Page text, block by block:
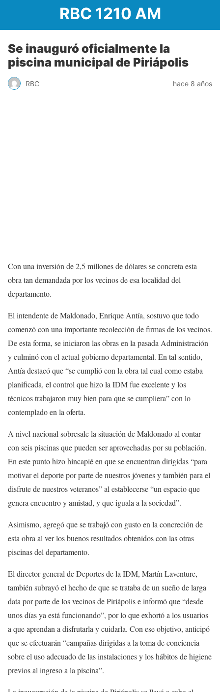
RBC 1210 AM
Se inauguró oficialmente la
piscina municipal de Piriápolis
RBC hace 8 años
Con una inversión de 2,5 millones de dólares se concreta esta
obra tan demandada por los vecinos de esa localidad del
departamento.
El intendente de Maldonado, Enrique Antía, sostuvo que todo
comenzó con una importante recolección de firmas de los vecinos.
De esta forma, se iniciaron las obras en la pasada Administración
y culminó con el actual gobierno departamental. En tal sentido,
Antía destacó que “se cumplió con la obra tal cual como estaba
planificada, el control que hizo la IDM fue excelente y los
técnicos trabajaron muy bien para que se cumpliera” con lo
contemplado en la oferta.
A nivel nacional sobresale la situación de Maldonado al contar
con seis piscinas que pueden ser aprovechadas por su población.
En este punto hizo hincapié en que se encuentran dirigidas “para
motivar el deporte por parte de nuestros jóvenes y también para el
disfrute de nuestros veteranos” al establecerse “un espacio que
genera encuentro y amistad, y que iguala a la sociedad”.
Asimismo, agregó que se trabajó con gusto en la concreción de
esta obra al ver los buenos resultados obtenidos con las otras
piscinas del departamento.
El director general de Deportes de la IDM, Martín Laventure,
también subrayó el hecho de que se trataba de un sueño de larga
data por parte de los vecinos de Piriápolis e informó que “desde
unos días ya está funcionando”, por lo que exhortó a los usuarios
a que aprendan a disfrutarla y cuidarla. Con ese objetivo, anticipó
que se efectuarán “campañas dirigidas a la toma de conciencia
sobre el uso adecuado de las instalaciones y los hábitos de higiene
previos al ingreso a la piscina”.